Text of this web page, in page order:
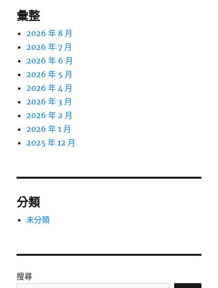
彙整
2026 年 8 月
2026 年 7 月
2026 年 6 月
2026 年 5 月
2026 年 4 月
2026 年 3 月
2026 年 2 月
2026 年 1 月
2025 年 12 月
分類
未分類
搜尋